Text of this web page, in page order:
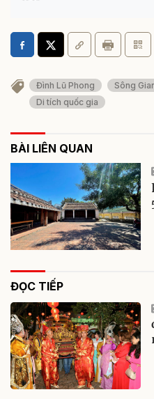
Đình Lũ Phong Sông
Di tích quốc gia
BÀI LIÊN QUAN
ĐỌC TIẾP